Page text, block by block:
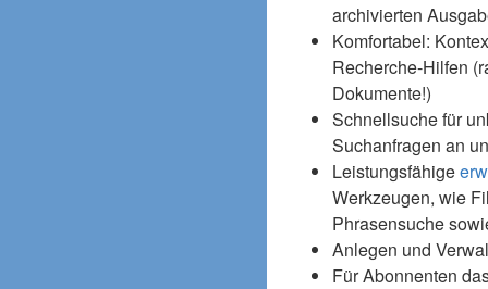
archivierten
Komfortabel:
Recherche-Hilfen
Dokumente!)
Schnellsuche für
Suchanfragen an
Leistungsfähige
Werkzeugen, wie
Phrasensuche
Anlegen und
Für Abonnenten